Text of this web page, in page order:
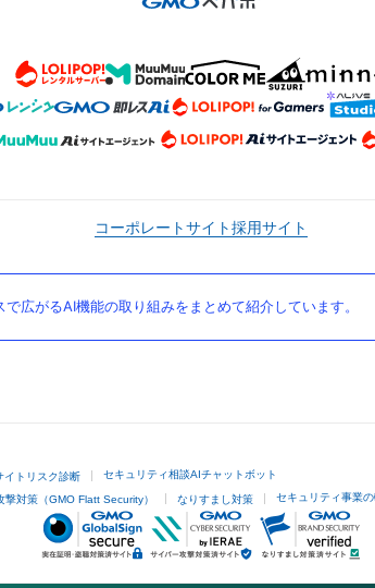
コーポレートサイト採用サイト
広がるAI機能の取り組みをまとめて紹介しています。
イトリスク診断 セキュリティ相談AIチャットボット
撃対策（GMO Flatt Security） なりすまし対策 セキュリティ事業